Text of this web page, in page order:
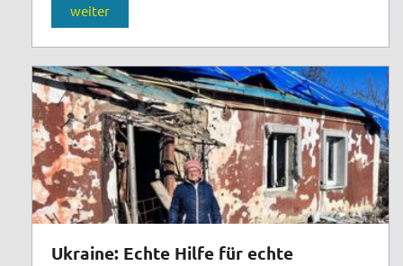
weiter
Ukraine: Echte Hilfe für echte